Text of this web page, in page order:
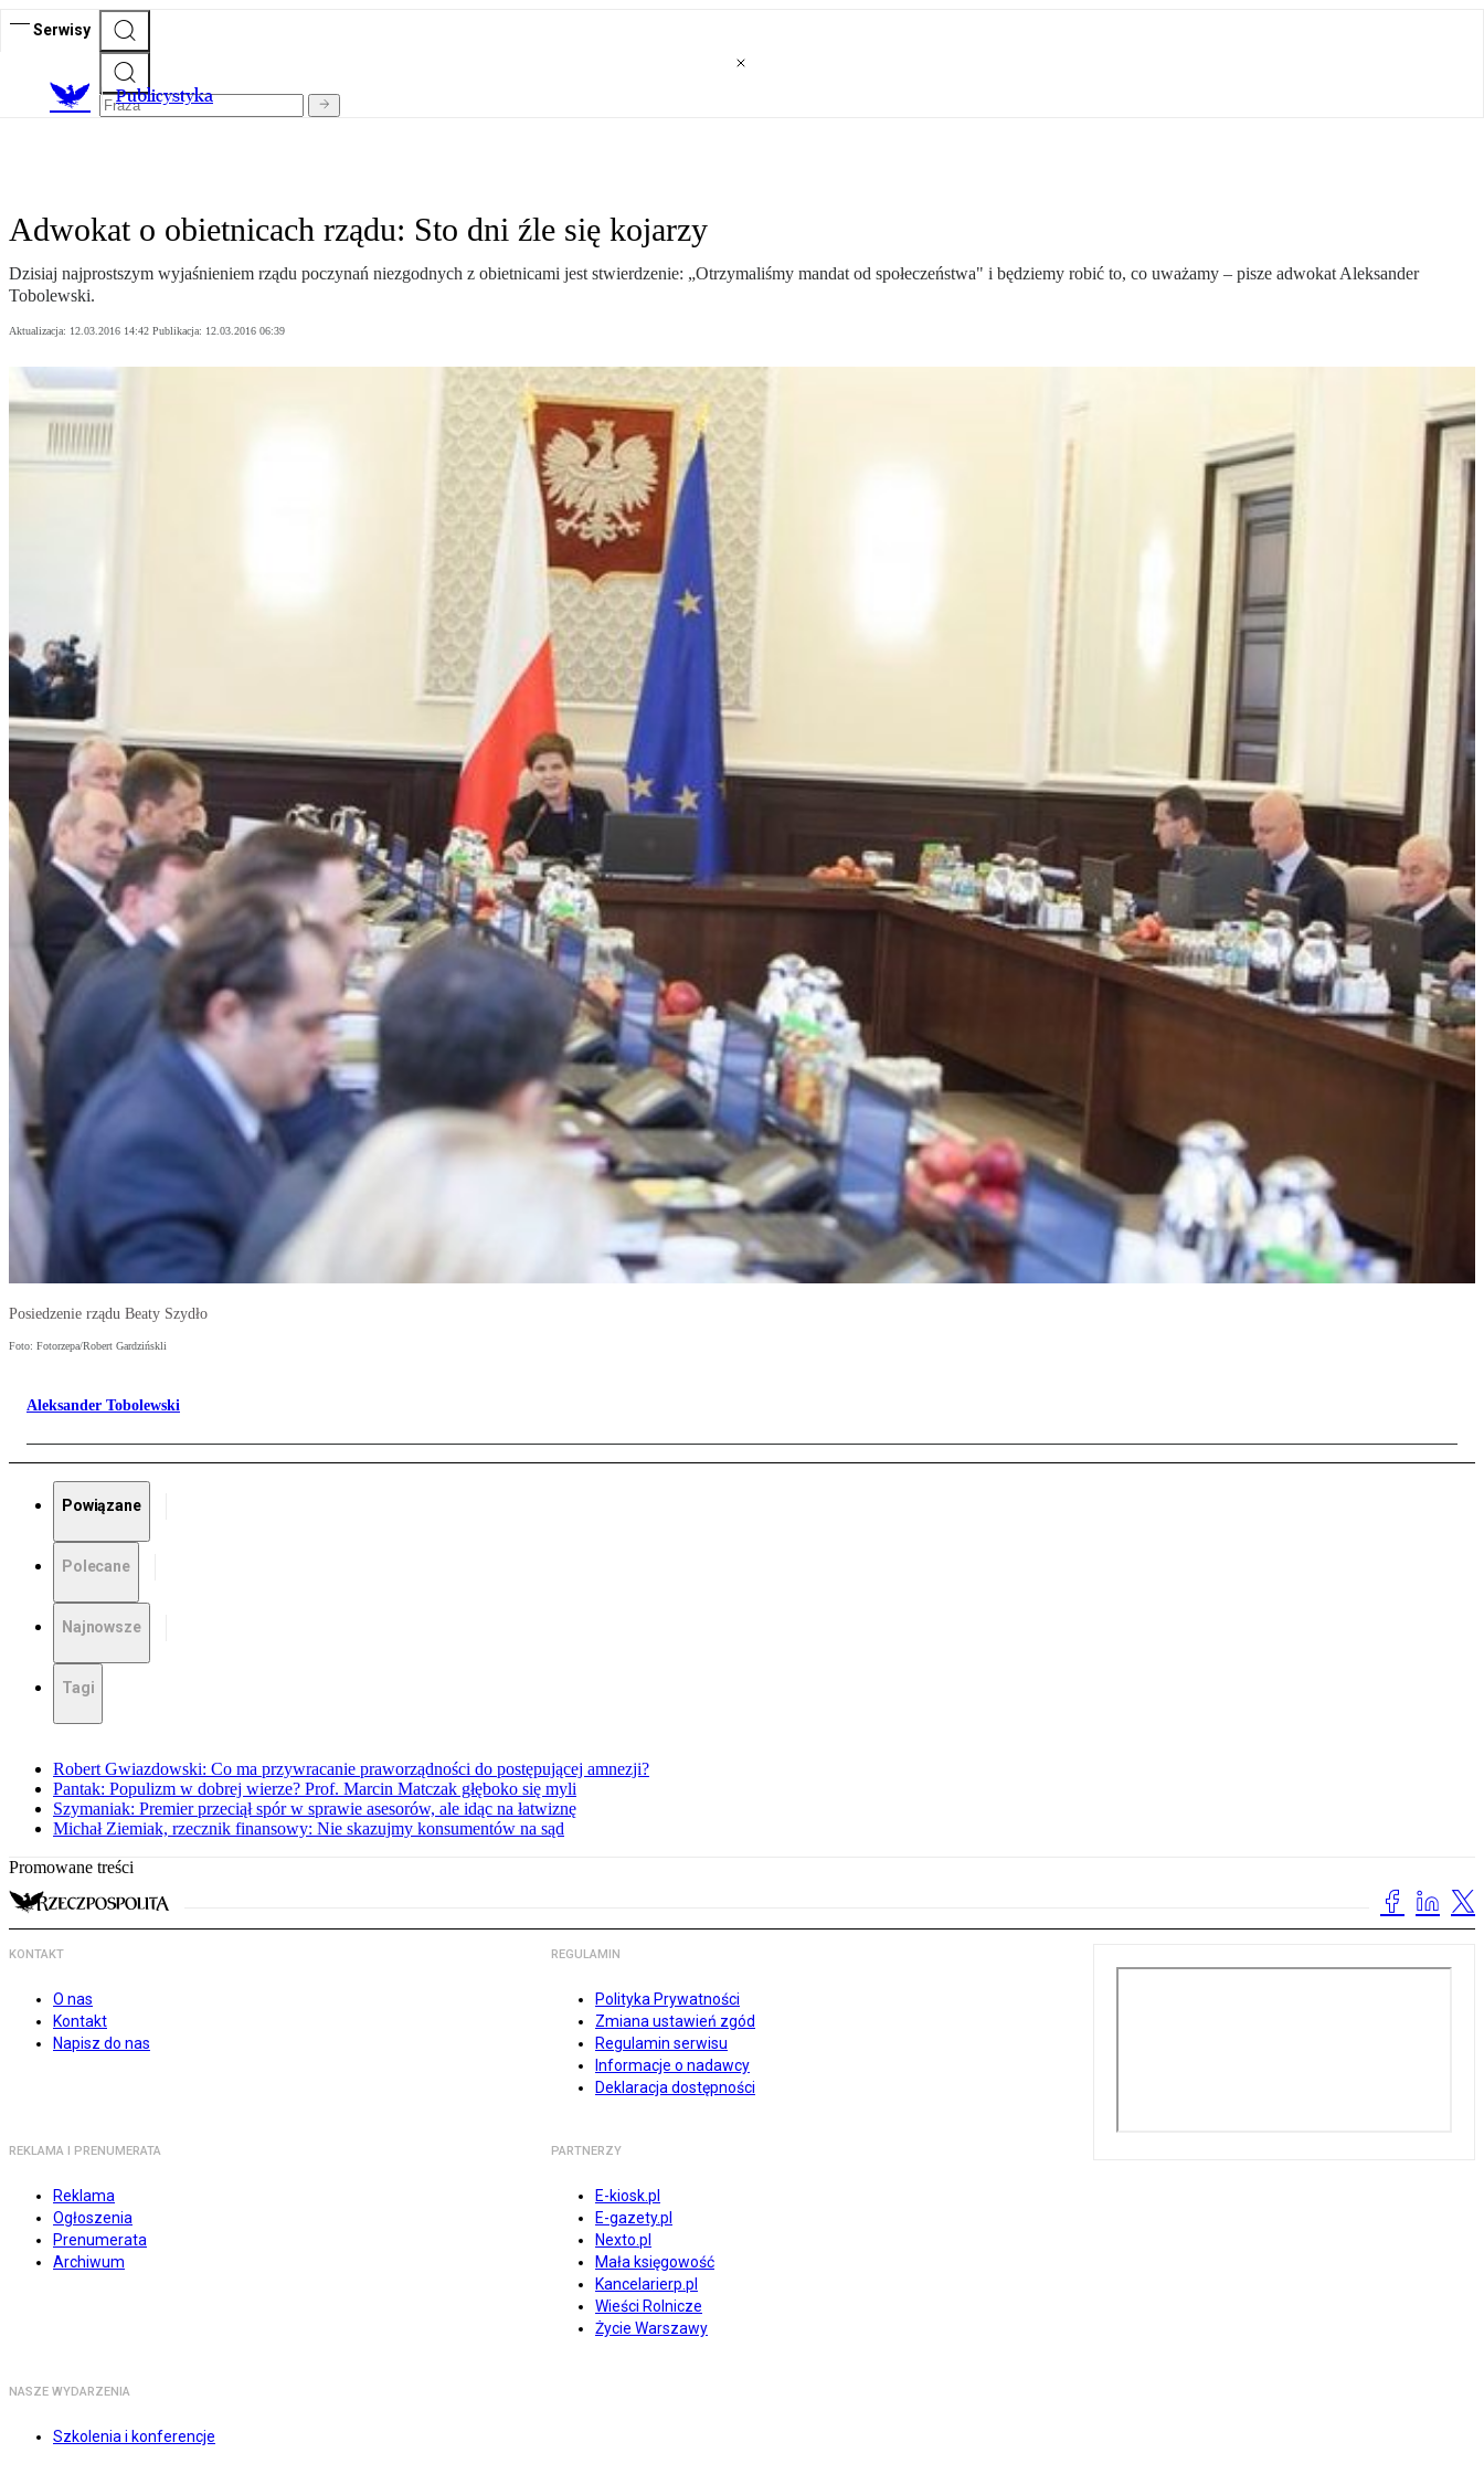
Serwisy
Publicystyka
Adwokat o obietnicach rządu: Sto dni źle się kojarzy
Dzisiaj najprostszym wyjaśnieniem rządu poczynań niezgodnych z obietnicami jest stwierdzenie: „Otrzymaliśmy mandat od społeczeństwa" i będziemy robić to, co uważamy – pisze adwokat Aleksander
Tobolewski.
Aktualizacja: 12.03.2016 14:42 Publikacja: 12.03.2016 06:39
Posiedzenie rządu Beaty Szydło
Foto: Fotorzepa/Robert Gardzińskli
Aleksander Tobolewski
Powiązane
Polecane
Najnowsze
Tagi
Robert Gwiazdowski: Co ma przywracanie praworządności do postępującej amnezji?
Pantak: Populizm w dobrej wierze? Prof. Marcin Matczak głęboko się myli
Szymaniak: Premier przeciął spór w sprawie asesorów, ale idąc na łatwiznę
Michał Ziemiak, rzecznik finansowy: Nie skazujmy konsumentów na sąd
Promowane treści
KONTAKT
O nas
Kontakt
Napisz do nas
REGULAMIN
Polityka Prywatności
Zmiana ustawień zgód
Regulamin serwisu
Informacje o nadawcy
Deklaracja dostępności
REKLAMA I PRENUMERATA
Reklama
Ogłoszenia
Prenumerata
Archiwum
PARTNERZY
E-kiosk.pl
E-gazety.pl
Nexto.pl
Mała księgowość
Kancelarierp.pl
Wieści Rolnicze
Życie Warszawy
NASZE WYDARZENIA
Szkolenia i konferencje